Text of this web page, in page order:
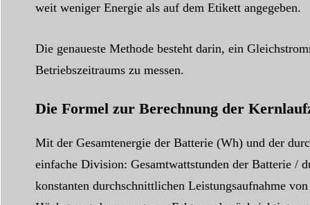
weit weniger Energie als auf dem Etikett angegeben.
Die genaueste Methode besteht darin, ein
Betriebszeitraums zu messen.
Die Formel zur Berechnung der
Mit der Gesamtenergie der Batterie (Wh) und der
einfache Division: Gesamtwattstunden der Batterie /
konstanten durchschnittlichen Leistungsaufnahme